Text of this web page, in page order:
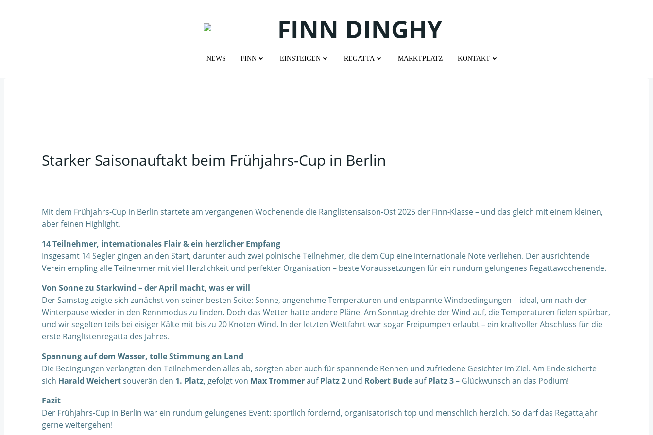
FINN DINGHY
NEWS FINN EINSTEIGEN REGATTA MARKTPLATZ KONTAKT
Starker Saisonauftakt beim Frühjahrs-Cup in Berlin
Mit dem Frühjahrs-Cup in Berlin startete am vergangenen Wochenende die Ranglistensaison-Ost 2025 der Finn-Klasse – und das gleich mit einem kleinen,
aber feinen Highlight.
14 Teilnehmer, internationales Flair & ein herzlicher Empfang
Insgesamt 14 Segler gingen an den Start, darunter auch zwei polnische Teilnehmer, die dem Cup eine internationale Note verliehen. Der ausrichtende
Verein empfing alle Teilnehmer mit viel Herzlichkeit und perfekter Organisation – beste Voraussetzungen für ein rundum gelungenes Regattawochenende.
Von Sonne zu Starkwind – der April macht, was er will
Der Samstag zeigte sich zunächst von seiner besten Seite: Sonne, angenehme Temperaturen und entspannte Windbedingungen – ideal, um nach der
Winterpause wieder in den Rennmodus zu finden. Doch das Wetter hatte andere Pläne. Am Sonntag drehte der Wind auf, die Temperaturen fielen spürbar,
und wir segelten teils bei eisiger Kälte mit bis zu 20 Knoten Wind. In der letzten Wettfahrt war sogar Freipumpen erlaubt – ein kraftvoller Abschluss für die
erste Ranglistenregatta des Jahres.
Spannung auf dem Wasser, tolle Stimmung an Land
Die Bedingungen verlangten den Teilnehmenden alles ab, sorgten aber auch für spannende Rennen und zufriedene Gesichter im Ziel. Am Ende sicherte
sich Harald Weichertsouverän den 1. Platz, gefolgt von Max TrommeraufPlatz 2 und Robert BudeaufPlatz 3– Glückwunsch an das Podium!
Fazit
Der Frühjahrs-Cup in Berlin war ein rundum gelungenes Event: sportlich fordernd, organisatorisch top und menschlich herzlich. So darf das Regattajahr
gerne weitergehen!